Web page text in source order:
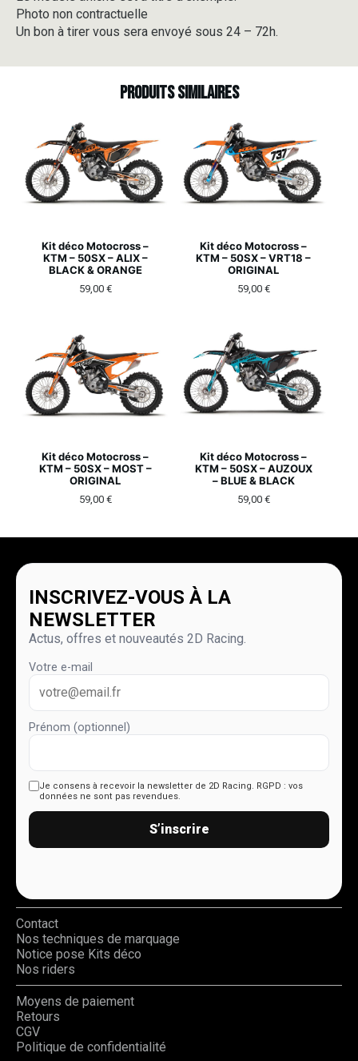
Photo non contractuelle
Un bon à tirer vous sera envoyé sous 24 – 72h.
Produits similaires
Kit déco Motocross –
KTM – 50SX – ALIX –
BLACK & ORANGE
59,00 €
Kit déco Motocross –
KTM – 50SX – VRT18 –
ORIGINAL
59,00 €
Kit déco Motocross –
KTM – 50SX – MOST –
ORIGINAL
59,00 €
Kit déco Motocross –
KTM – 50SX – AUZOUX
– BLUE & BLACK
59,00 €
INSCRIVEZ-VOUS À LA
NEWSLETTER
Actus, offres et nouveautés 2D Racing.
Votre e-mail
Prénom (optionnel)
Je consens à recevoir la newsletter de 2D Racing. RGPD : vos
données ne sont pas revendues.
S’inscrire
Contact
Nos techniques de marquage
Notice pose Kits déco
Nos riders
Moyens de paiement
Retours
CGV
Politique de confidentialité